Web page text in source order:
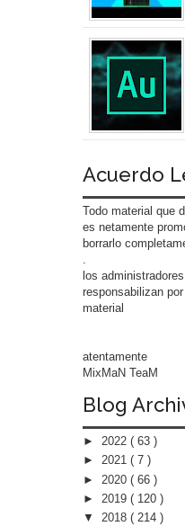
Acuerdo
Todo material que
es netamente
borrarlo
.
los
responsabilizan
material
atentamente
MixMaN TeaM
Blog
► 2022 ( 63 )
► 2021 ( 7 )
► 2020 ( 66 )
► 2019 ( 120 )
▼ 2018 ( 214 )